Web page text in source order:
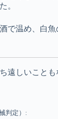
。
で温め、白
遠しいことも
判定）: